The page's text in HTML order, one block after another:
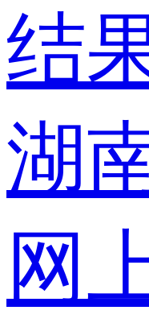
结
湖
网